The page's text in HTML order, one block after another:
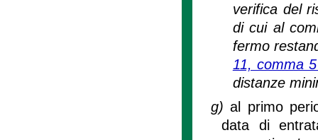
verifica del
di cui al
fermo
11, comma
distanze
g)al primo
data di